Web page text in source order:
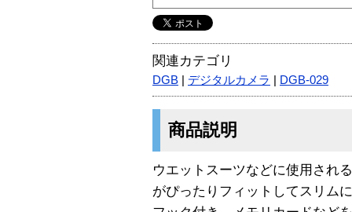
関連カテゴリ
DGB デジタルカメラ DGB-029
商品説明
ウエットスーツなどに使用され
がぴったりフィットしてスリム